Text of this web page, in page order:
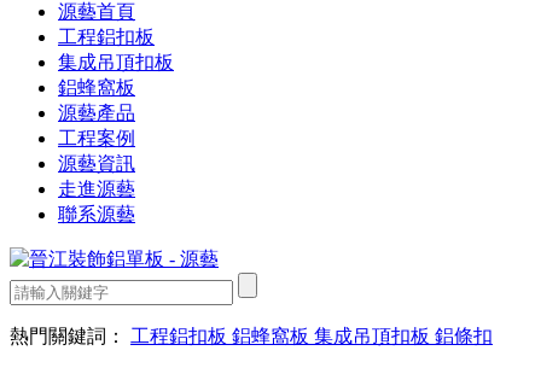
源藝首頁
工程鋁扣板
集成吊頂扣板
鋁蜂窩板
源藝產品
工程案例
源藝資訊
走進源藝
聯系源藝
熱門關鍵詞： 工程鋁扣板 鋁蜂窩板 集成吊頂扣板 鋁條扣